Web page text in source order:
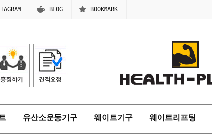
BLOG BOOKMARK
유산소운동기구 웨이트기구 웨이트리프팅